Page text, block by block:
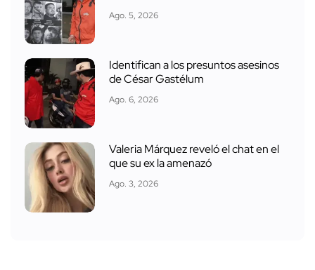
Ago. 5, 2026
Identifican a los presuntos asesinos
de César Gastélum
Ago. 6, 2026
Valeria Márquez reveló el chat en el
que su ex la amenazó
Ago. 3, 2026